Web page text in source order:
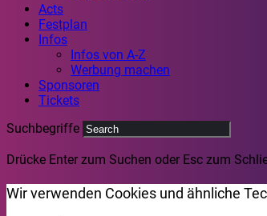
Acts
Festplan
Infos
Infos von A-Z
Werbung machen
Sponsoren
Tickets
Suchbegriffe
Drücke Enter zum Suchen oder Esc zum
Wir verwenden Cookies und ähnliche